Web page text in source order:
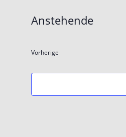
Anstehende
Vorherige